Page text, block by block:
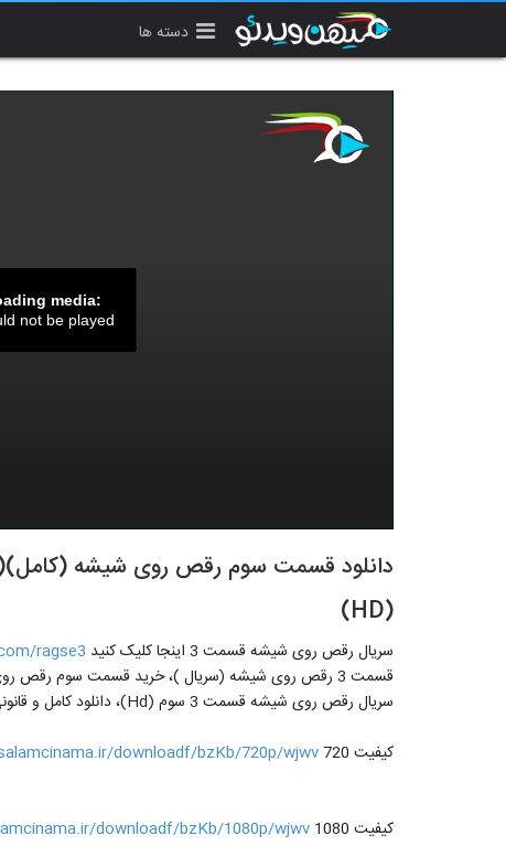
دسته ها
media:
not be played
(HD)
سریال رقص روی شیشه قسمت 3 اینجا کلیک کنید ragse3
قسمت 3 رقص روی شیشه (سریال )، خرید قسمت سوم
سریال رقص روی شیشه قسمت 3 سوم (Hd)، دانلود کامل و قانونی قسمت دو 2 سریال رقص روی شیشه از لینک زیر
کیفیت 720
downloadf/bzKb/720p/wjwv
کیفیت 1080
downloadf/bzKb/1080p/wjwv